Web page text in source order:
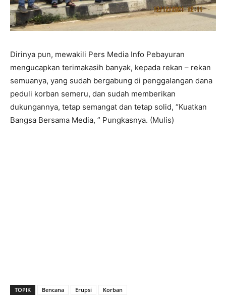
Dirinya pun, mewakili Pers Media Info Pebayuran
mengucapkan terimakasih banyak, kepada rekan – rekan
semuanya, yang sudah bergabung di penggalangan dana
peduli korban semeru, dan sudah memberikan
dukungannya, tetap semangat dan tetap solid, “Kuatkan
Bangsa Bersama Media, ” Pungkasnya. (Mulis)
TOPIK Bencana Erupsi Korban